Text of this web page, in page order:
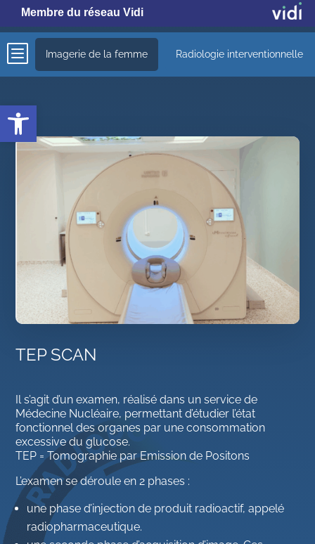
Membre du réseau Vidi
b Imagerie de la femme Radiologie interventionnelle
TEP SCAN
Il s’agit d’un examen, réalisé dans un service de
Médecine Nucléaire, permettant d’étudier l’état
fonctionnel des organes par une consommation
excessive du glucose.
TEP = Tomographie par Emission de Positons
L’examen se déroule en 2 phases :
une phase d’injection de produit radioactif, appelé
radiopharmaceutique.
Ouvrir la barre d’outils